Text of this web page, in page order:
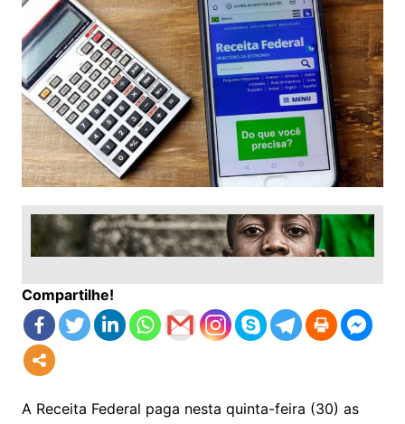
Compartilhe!
A Receita Federal paga nesta quinta-feira (30) as